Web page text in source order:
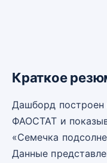
Краткое
Дашборд
ФАОСТАТ и
«Семечка
Данные